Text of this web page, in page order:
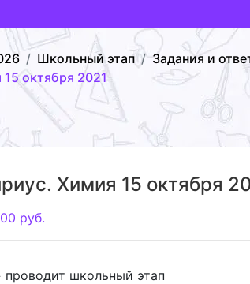
Школьный этап
Задания и
октября 2021
Химия 15 октября
руб.
школьный этап